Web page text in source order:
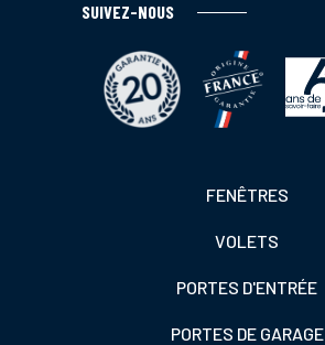
SUIVEZ-NOUS
FENÊTRES
VOLETS
PORTES D'ENTRÉE
PORTES DE GARAGE